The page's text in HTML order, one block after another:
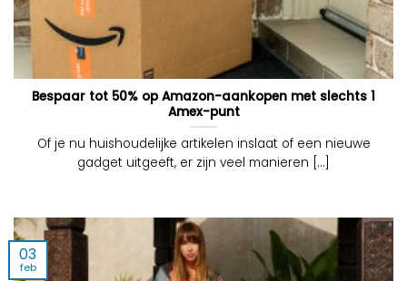
Bespaar tot 50% op Amazon-aankopen met slechts 1
Amex-punt
Of je nu huishoudelijke artikelen inslaat of een nieuwe
gadget uitgeeft, er zijn veel manieren [...]
03
feb